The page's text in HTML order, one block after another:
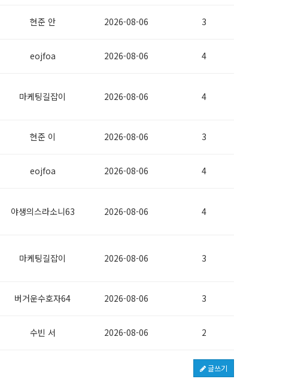
현준 안 2026-08-06 3
eojfoa 2026-08-06 4
마케팅길잡이 2026-08-06 4
현준 이 2026-08-06 3
eojfoa 2026-08-06 4
야생의스라소니63 2026-08-06 4
마케팅길잡이 2026-08-06 3
버거운수호자64 2026-08-06 3
수빈 서 2026-08-06 2
글쓰기